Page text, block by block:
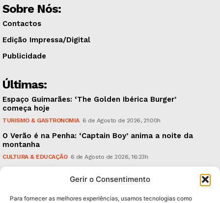
Gerir o Consentimento
Para fornecer as melhores experiências, usamos tecnologias como
Sobre Nós:
Contactos
Edição Impressa/Digital
Publicidade
Últimas:
Espaço Guimarães: ‘The Golden Ibérica Burger’
começa hoje
TURISMO & GASTRONOMIA 6 de Agosto de 2026, 21:00h
O Verão é na Penha: ‘Captain Boy’ anima a noite da
montanha
CULTURA & EDUCAÇÃO 6 de Agosto de 2026, 16:23h
em causa”, garante Ricardo Araújo